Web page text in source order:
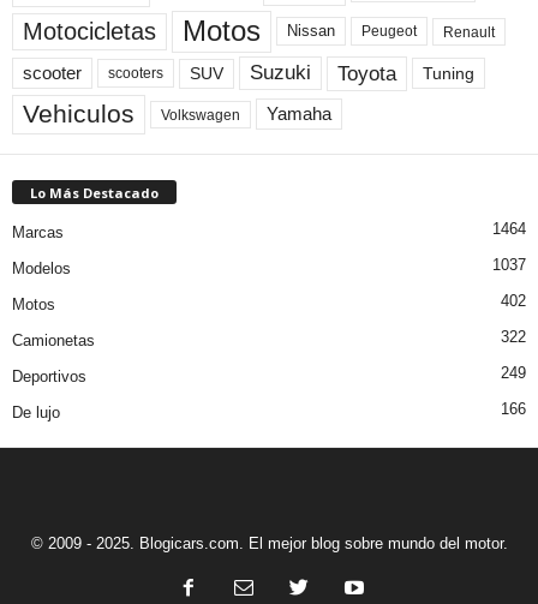
Motocicletas Motos Nissan Peugeot Renault
scooter scooters SUV Suzuki Toyota Tuning
Vehiculos Volkswagen Yamaha
Lo Más Destacado
Marcas 1464
Modelos 1037
Motos 402
Camionetas 322
Deportivos 249
De lujo 166
© 2009 - 2025. Blogicars.com. El mejor blog sobre mundo del motor.